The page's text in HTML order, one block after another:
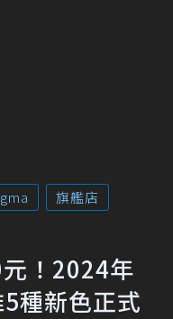
旗艦店
！2024年
種新色正式